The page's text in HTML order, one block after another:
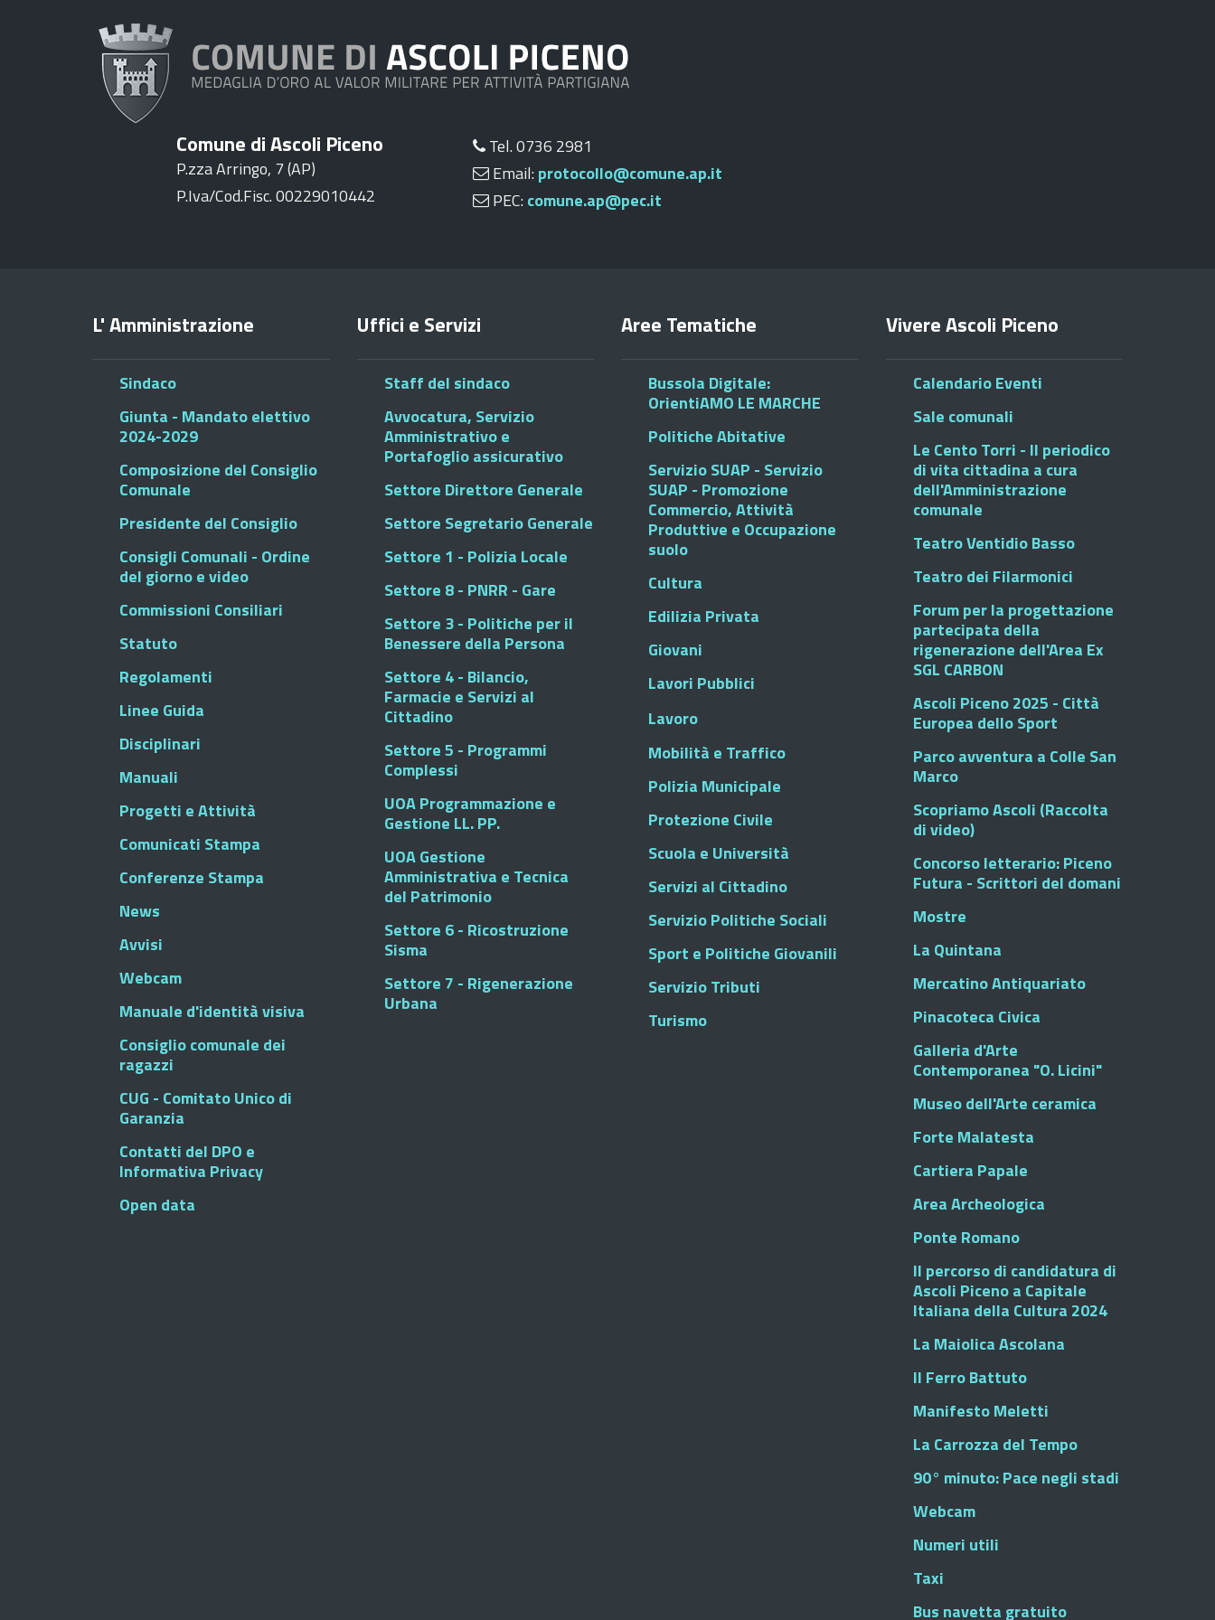
Comune di Ascoli Piceno
P.zza Arringo, 7 (AP)
P.Iva/Cod.Fisc. 00229010442
Tel. 0736 2981
Email: protocollo@comune.ap.it
PEC: comune.ap@pec.it
L' Amministrazione
Sindaco
Giunta - Mandato elettivo
2024-2029
Composizione del Consiglio
Comunale
Presidente del Consiglio
Consigli Comunali - Ordine
del giorno e video
Commissioni Consiliari
Statuto
Regolamenti
Linee Guida
Disciplinari
Manuali
Progetti e Attività
Comunicati Stampa
Conferenze Stampa
News
Avvisi
Webcam
Manuale d'identità visiva
Consiglio comunale dei
ragazzi
CUG - Comitato Unico di
Garanzia
Contatti del DPO e
Informativa Privacy
Open data
Uffici e Servizi
Staff del sindaco
Avvocatura, Servizio
Amministrativo e
Portafoglio assicurativo
Settore Direttore Generale
Settore Segretario Generale
Settore 1 - Polizia Locale
Settore 8 - PNRR - Gare
Settore 3 - Politiche per il
Benessere della Persona
Settore 4 - Bilancio,
Farmacie e Servizi al
Cittadino
Settore 5 - Programmi
Complessi
UOA Programmazione e
Gestione LL. PP.
UOA Gestione
Amministrativa e Tecnica
del Patrimonio
Settore 6 - Ricostruzione
Sisma
Settore 7 - Rigenerazione
Urbana
Aree Tematiche
Bussola Digitale:
OrientiAMO LE MARCHE
Politiche Abitative
Servizio SUAP - Servizio
SUAP - Promozione
Commercio, Attività
Produttive e Occupazione
suolo
Cultura
Edilizia Privata
Giovani
Lavori Pubblici
Lavoro
Mobilità e Traffico
Polizia Municipale
Protezione Civile
Scuola e Università
Servizi al Cittadino
Servizio Politiche Sociali
Sport e Politiche Giovanili
Servizio Tributi
Turismo
Vivere Ascoli Piceno
Calendario Eventi
Sale comunali
Le Cento Torri - Il periodico
di vita cittadina a cura
dell'Amministrazione
comunale
Teatro Ventidio Basso
Teatro dei Filarmonici
Forum per la progettazione
partecipata della
rigenerazione dell'Area Ex
SGL CARBON
Ascoli Piceno 2025 - Città
Europea dello Sport
Parco avventura a Colle San
Marco
Scopriamo Ascoli (Raccolta
di video)
Concorso letterario: Piceno
Futura - Scrittori del domani
Mostre
La Quintana
Mercatino Antiquariato
Pinacoteca Civica
Galleria d'Arte
Contemporanea "O. Licini"
Museo dell'Arte ceramica
Forte Malatesta
Cartiera Papale
Area Archeologica
Ponte Romano
Il percorso di candidatura di
Ascoli Piceno a Capitale
Italiana della Cultura 2024
La Maiolica Ascolana
Il Ferro Battuto
Manifesto Meletti
La Carrozza del Tempo
90° minuto: Pace negli stadi
Webcam
Numeri utili
Taxi
Bus navetta gratuito